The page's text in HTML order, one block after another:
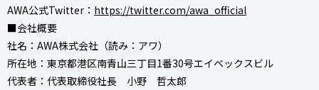
AWA公式Twitter： https://twitter.com/awa_official
■会社概要
社名：AWA株式会社（読み：アワ）
所在地：東京都港区南青山三丁目1番30号エイベックスビル
代表者：代表取締役社長 小野 哲太郎